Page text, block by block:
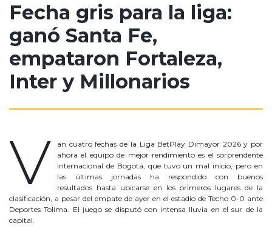
Fecha gris para la liga:
ganó Santa Fe,
empataron Fortaleza,
Inter y Millonarios
V
an cuatro fechas de la Liga BetPlay Dimayor 2026 y por
ahora el equipo de mejor rendimiento es el sorprendente
Internacional de Bogotá, que tuvo un mal inicio, pero en
las últimas jornadas ha respondido con buenos
resultados hasta ubicarse en los primeros lugares de la
clasificación, a pesar del empate de ayer en el estadio de Techo 0-0 ante
Deportes Tolima. El juego se disputó con intensa lluvia en el sur de la
capital.